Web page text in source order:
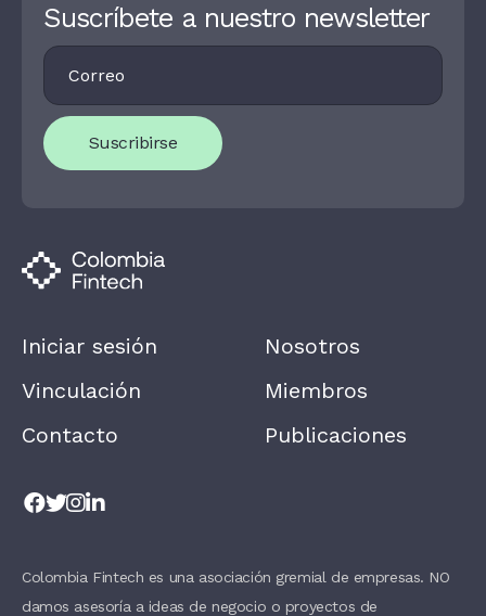
Suscríbete a nuestro newsletter
Footer
Newsletter
Suscribirse
I
O
U
A
R
N
,
V
H
S
L
A
K
Iniciar sesión
Vinculación
Contacto
Nosotros
Miembros
Publicaciones
Colombia Fintech es una asociación gremial de empresas. NO
damos asesoría a ideas de negocio o proyectos de